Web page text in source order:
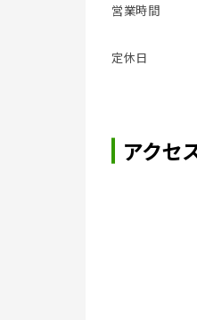
営業時間
定休日
アクセ